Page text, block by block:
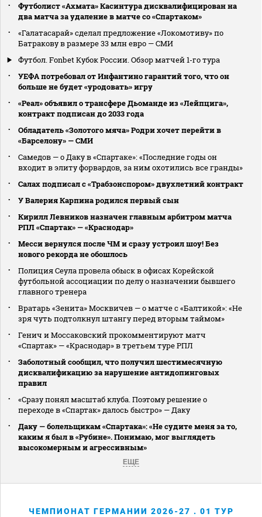
Футболист «Ахмата» Касинтура дисквалифицирован на
два матча за удаление в матче со «Спартаком»
«Галатасарай» сделал предложение «Локомотиву» по
Батракову в размере 33 млн евро — СМИ
Футбол. Fonbet Кубок России. Обзор матчей 1-го тура
УЕФА потребовал от Инфантино гарантий того, что он
больше не будет «уродовать» игру
«Реал» объявил о трансфере Дьоманде из «Лейпцига»,
контракт подписан до 2033 года
Обладатель «Золотого мяча» Родри хочет перейти в
«Барселону» — СМИ
Самедов — о Даку в «Спартаке»: «Последние годы он
входит в элиту форвардов, за ним охотились все гранды»
Салах подписал с «Трабзонспором» двухлетний контракт
У Валерия Карпина родился первый сын
Кирилл Левников назначен главным арбитром матча
РПЛ «Спартак» — «Краснодар»
Месси вернулся после ЧМ и сразу устроил шоу! Без
нового рекорда не обошлось
Полиция Сеула провела обыск в офисах Корейской
футбольной ассоциации по делу о назначении бывшего
главного тренера
Вратарь «Зенита» Москвичев — о матче с «Балтикой»: «Не
зря чуть подтолкнул штангу перед вторым таймом»
Генич и Моссаковский прокомментируют матч
«Спартак» — «Краснодар» в третьем туре РПЛ
Заболотный сообщил, что получил шестимесячную
дисквалификацию за нарушение антидопинговых
правил
«Сразу понял масштаб клуба. Поэтому решение о
переходе в «Спартак» далось быстро» — Даку
Даку — болельщикам «Спартака»: «Не судите меня за то,
каким я был в «Рубине». Понимаю, мог выглядеть
высокомерным и агрессивным»
ЕЩЕ
ЧЕМПИОНАТ ГЕРМАНИИ 2026-27 . 01 ТУР